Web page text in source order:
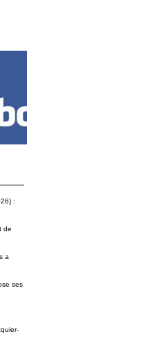
:
de
a
ses